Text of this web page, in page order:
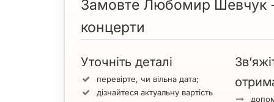
Замовте Любомир Шевчук
концерти
Уточніть деталі
перевірте, чи вільна дата;
дізнайтеся актуальну вартість